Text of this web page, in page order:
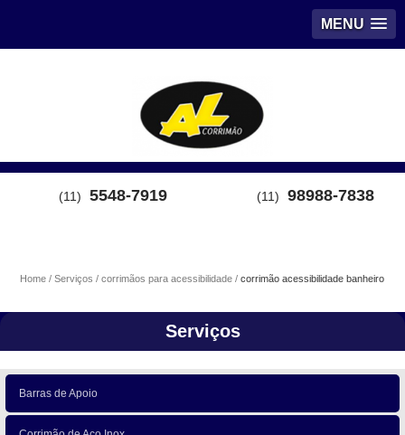
MENU
(11) 5548-7919 (11) 98988-7838
Home Serviços corrimãos para acessibilidade corrimão acessibilidade banheiro
Serviços
Barras de Apoio